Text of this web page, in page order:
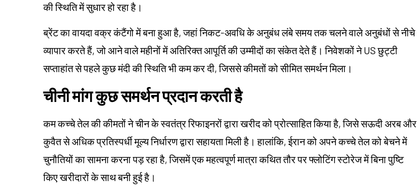
की स्थिति में सुधार हो रहा है।
ब्रेंट का वायदा वक्र कंटैंगो में बना हुआ है, जहां निकट-अवधि के अनुबंध लंबे समय तक चलने वाले अनुबंधों से नीचे
व्यापार करते हैं, जो आने वाले महीनों में अतिरिक्त आपूर्ति की उम्मीदों का संकेत देते हैं। निवेशकों ने US छुट्टी
सप्ताहांत से पहले कुछ मंदी की स्थिति भी कम कर दी, जिससे कीमतों को सीमित समर्थन मिला।
चीनी मांग कुछ समर्थन प्रदान करती है
कम कच्चे तेल की कीमतों ने चीन के स्वतंत्र रिफाइनरों द्वारा खरीद को प्रोत्साहित किया है, जिसे सऊदी अरब और
कुवैत से अधिक प्रतिस्पर्धी मूल्य निर्धारण द्वारा सहायता मिली है। हालांकि, ईरान को अपने कच्चे तेल को बेचने में
चुनौतियों का सामना करना पड़ रहा है, जिसमें एक महत्वपूर्ण मात्रा कथित तौर पर फ्लोटिंग स्टोरेज में बिना पुष्टि
किए खरीदारों के साथ बनी हुई है।